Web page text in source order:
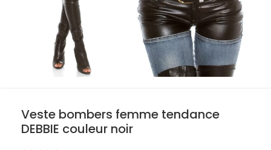
Veste bombers femme tendance
DEBBIE couleur noir